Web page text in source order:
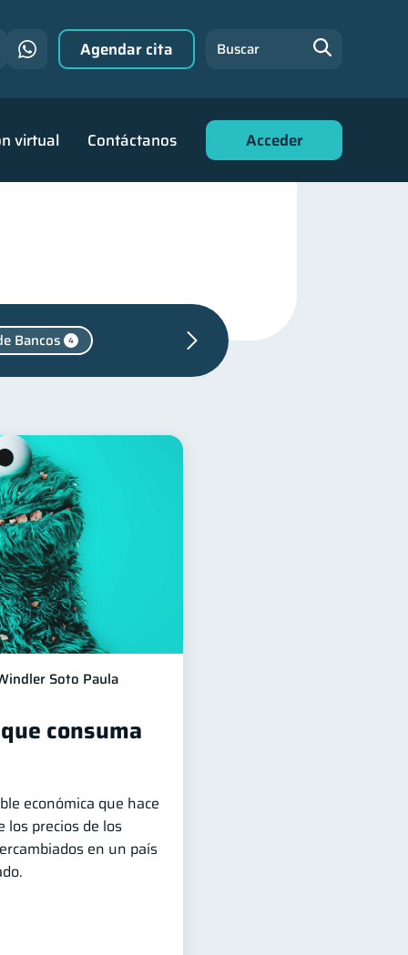
virtual Contáctanos Acceder
Agendar cita Buscar
Bancos 4
de crédito
2
Personales
1 inversiones
información financiera
Soto Paula
consuma
económica que hace
precios de los
en un país